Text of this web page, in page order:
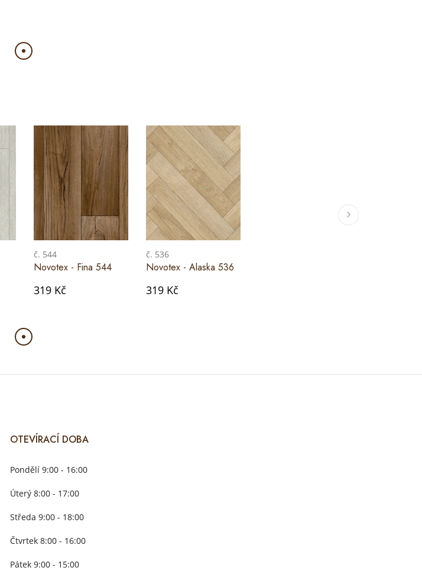
č. 544
Novotex - Fina 544
319 Kč
č. 536
Novotex - Alaska 536
319 Kč
OTEVÍRACÍ DOBA
Pondělí 9:00 - 16:00
Úterý 8:00 - 17:00
Středa 9:00 - 18:00
Čtvrtek 8:00 - 16:00
Pátek 9:00 - 15:00